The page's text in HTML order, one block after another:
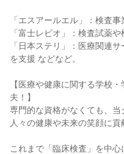
「エスアールエル」：検査
「富士レビオ」：検査試薬
「日本ステリ」：医療関連
を支援 などなど。
【医療や健康に関する学校
夫！】
専門的な資格がなくても、当
人々の健康や未来の笑顔に貢
これまで「臨床検査」を中